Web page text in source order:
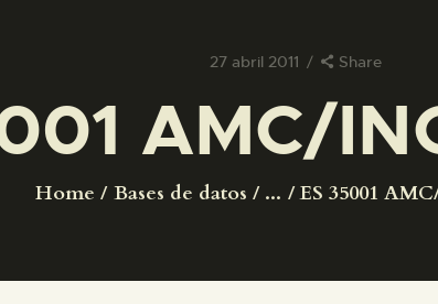
27 abril 2011 Share
AMC/
Home Bases de datos ... ES 35001
COLECCIONES
DIDÁCTICA